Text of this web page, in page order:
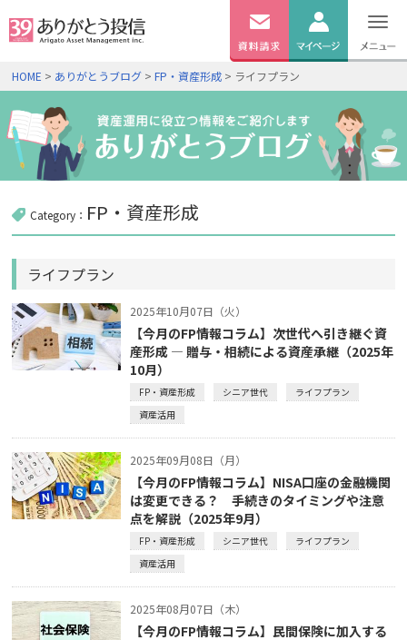
無料資料
請求
ログイン
HOME > ありがとうブログ >FP・資産形成 > ライフプラン
Category： FP・資産形成
ライフプラン
2025年10月07日（火）
【今月のFP情報コラム】次世代へ引き継ぐ資
産形成 ― 贈与・相続による資産承継（2025年
10月）
FP・資産形成 シニア世代
ライフプラン
資産活用
2025年09月08日（月）
【今月のFP情報コラム】NISA口座の金融機関
は変更できる？ 手続きのタイミングや注意
点を解説（2025年9月）
FP・資産形成 シニア世代
ライフプラン
資産活用
2025年08月07日（木）
【今月のFP情報コラム】民間保険に加入する